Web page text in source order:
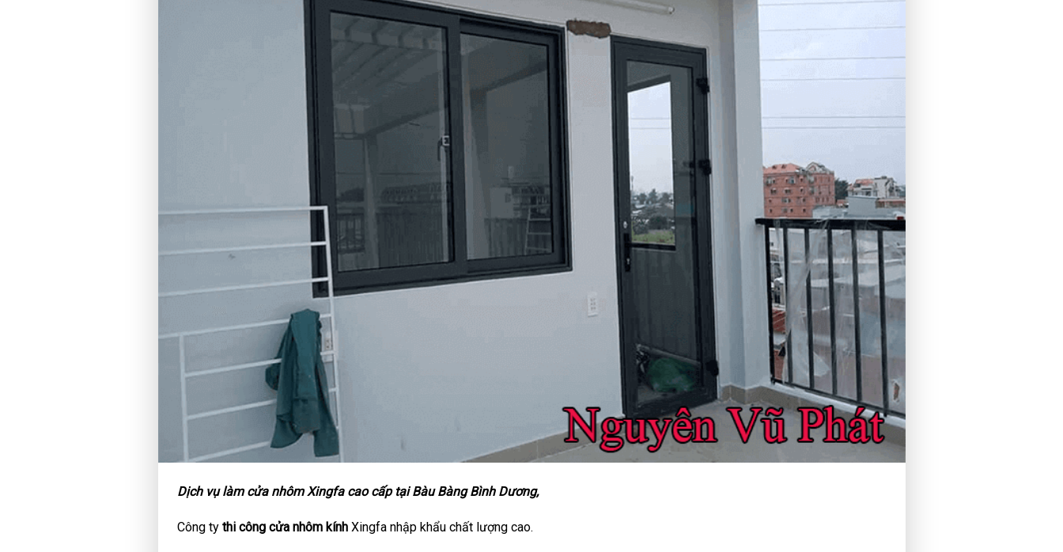
Dịch vụ làm cửa nhôm Xingfa cao cấp tại Bàu Bàng Bình Dương,
Công ty thi công cửa nhôm kính Xingfa nhập khẩu chất lượng cao.